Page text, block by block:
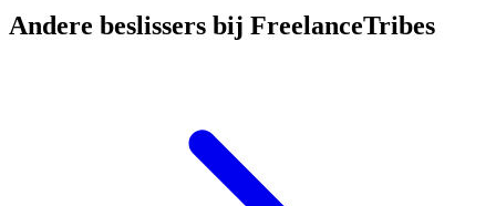
Andere beslissers bij FreelanceTribes